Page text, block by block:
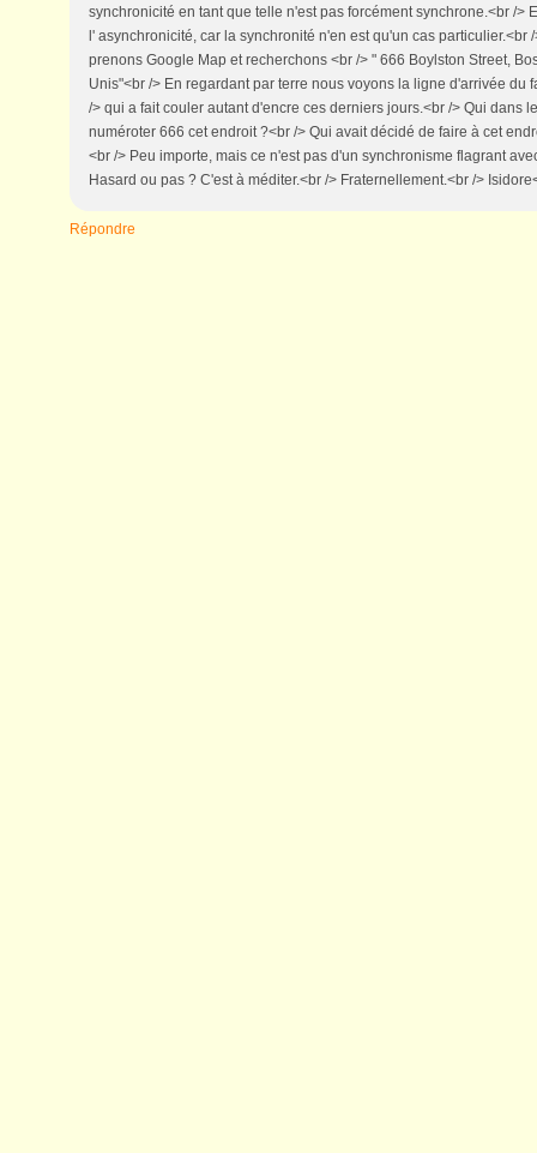
synchronicité en tant que telle n'est pas forcément synchrone.<br />
l' asynchronicité, car la synchronité n'en est qu'un cas particulier.<br
prenons Google Map et recherchons <br /> " 666 Boylston Street,
Unis"<br /> En regardant par terre nous voyons la ligne d'arrivée du
/> qui a fait couler autant d'encre ces derniers jours.<br /> Qui dans
numéroter 666 cet endroit ?<br /> Qui avait décidé de faire à cet
<br /> Peu importe, mais ce n'est pas d'un synchronisme flagrant
Hasard ou pas ? C'est à méditer.<br /> Fraternellement.<br />
Répondre